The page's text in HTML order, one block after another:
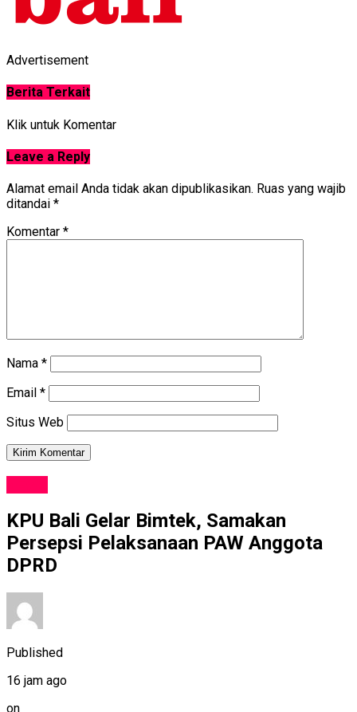
Advertisement
Berita Terkait
Klik untuk Komentar
Leave a Reply
Alamat email Anda tidak akan dipublikasikan. Ruas yang wajib
ditandai *
Komentar *
Nama *
Email *
Situs Web
KPU Bali Gelar Bimtek, Samakan
Persepsi Pelaksanaan PAW Anggota
DPRD
Published
16 jam ago
on